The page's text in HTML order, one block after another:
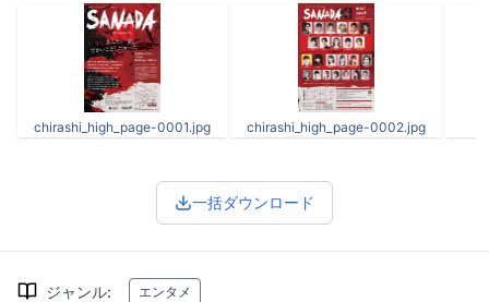
chirashi_high_page-0001.jpg chirashi_high_page-0002.jpg
一括ダウンロード
ジャンル: エンタメ